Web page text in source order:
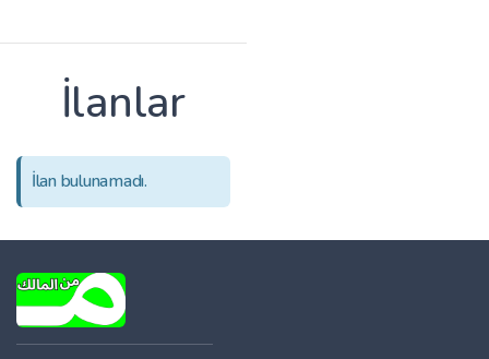
İlanlar
İlan bulunamadı.